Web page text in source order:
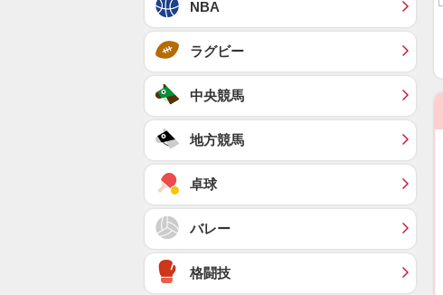
NBA
ラグビー
中央競馬
地方競馬
卓球
バレー
格闘技